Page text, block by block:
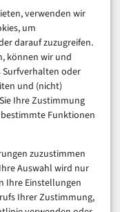
verwenden wir
um
darauf zuzugreifen.
können wir und
Surfverhalten oder
und (nicht)
Ihre Zustimmung
Funktionen
zuzustimmen
Auswahl wird nur
Ihre Einstellungen
Ihrer Zustimmung,